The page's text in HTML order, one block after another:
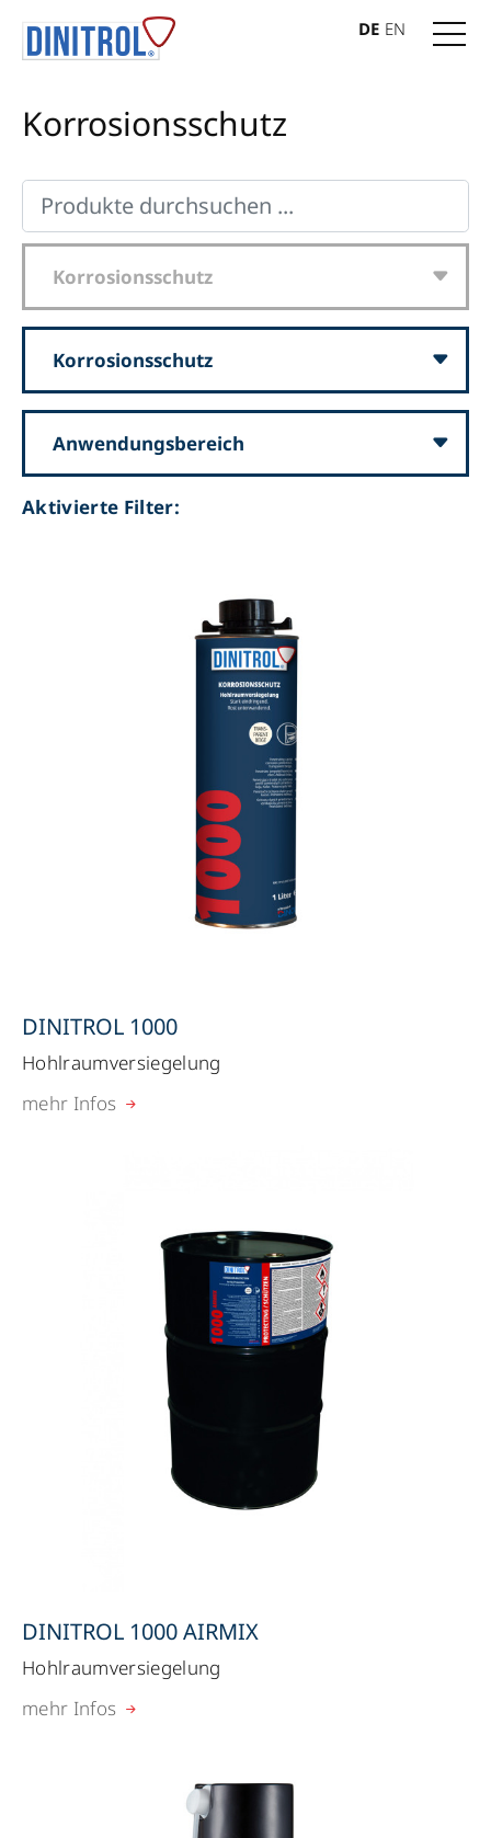
DE EN
Korrosionsschutz
Korrosionsschutz
Korrosionsschutz
Anwendungsbereich
Aktivierte Filter:
DINITROL 1000
Hohlraumversiegelung
mehr Infos
DINITROL 1000 AIRMIX
Hohlraumversiegelung
mehr Infos